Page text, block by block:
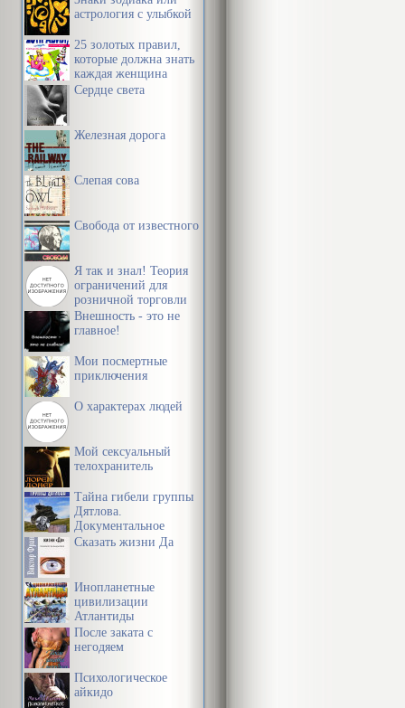
астрология с улыбкой
25 золотых правил,
которые должна знать
каждая женщина
Сердце света
Железная дорога
Слепая сова
Свобода от известного
Я так и знал! Теория
ограничений для
розничной торговли
Внешность - это не
главное!
Мои посмертные
приключения
О характерах людей
Мой сексуальный
телохранитель
Тайна гибели группы
Дятлова.
Документальное
расследование
Сказать жизни Да
Инопланетные
цивилизации
Атлантиды
После заката с
негодяем
Психологическое
айкидо